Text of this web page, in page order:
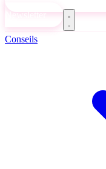
Newsletter
Conseils